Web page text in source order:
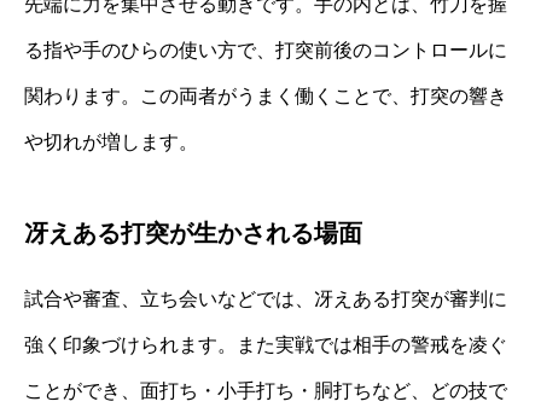
る指や手のひらの使い方で、打突前後のコントロールに
関わります。この両者がうまく働くことで、打突の響き
や切れが増します。
冴えある打突が生かされる場面
試合や審査、立ち会いなどでは、冴えある打突が審判に
強く印象づけられます。また実戦では相手の警戒を凌ぐ
ことができ、面打ち・小手打ち・胴打ちなど、どの技で